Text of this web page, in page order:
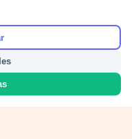
mercados,
actualizada
tu dinero y tu